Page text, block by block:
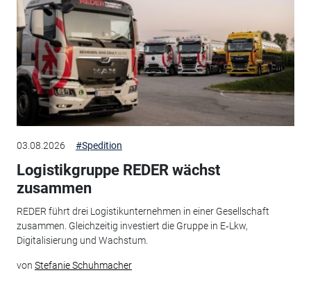
03.08.2026 #Spedition
Logistikgruppe REDER wächst
zusammen
REDER führt drei Logistikunternehmen in einer Gesellschaft
zusammen. Gleichzeitig investiert die Gruppe in E‑Lkw,
Digitalisierung und Wachstum.
von Stefanie Schuhmacher